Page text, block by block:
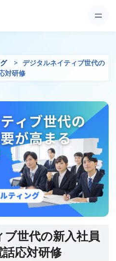
デジタルネイティブ世代の
対研修
世代の新入社員
応対研修